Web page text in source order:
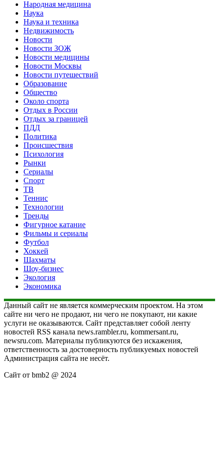
Народная медицина
Наука
Наука и техника
Недвижимость
Новости
Новости ЗОЖ
Новости медицины
Новости Москвы
Новости путешествий
Образование
Общество
Около спорта
Отдых в России
Отдых за границей
ПДД
Политика
Происшествия
Психология
Рынки
Сериалы
Спорт
ТВ
Теннис
Технологии
Тренды
Фигурное катание
Фильмы и сериалы
Футбол
Хоккей
Шахматы
Шоу-бизнес
Экология
Экономика
Данный сайт не является коммерческим проектом. На этом
сайте ни чего не продают, ни чего не покупают, ни какие
услуги не оказываются. Сайт представляет собой ленту
новостей RSS канала news.rambler.ru, kommersant.ru,
newsru.com. Материалы публикуются без искажения,
ответственность за достоверность публикуемых новостей
Администрация сайта не несёт.
Сайт от bmb2 @ 2024